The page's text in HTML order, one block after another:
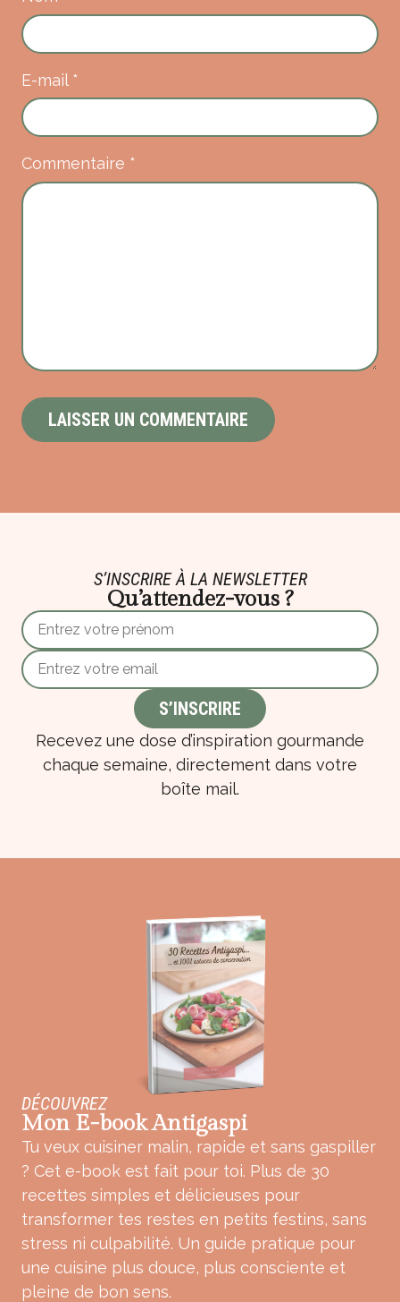
Commentaire *
E-mail *
S’INSCRIRE À LA NEWSLETTER
Qu’attendez-vous ?
Recevez une dose d’inspiration gourmande
chaque semaine, directement dans votre
boîte mail.
DÉCOUVREZ
Mon E-book Antigaspi
Tu veux cuisiner malin, rapide et sans gaspiller
? Cet e-book est fait pour toi. Plus de 30
recettes simples et délicieuses pour
transformer tes restes en petits festins, sans
stress ni culpabilité. Un guide pratique pour
une cuisine plus douce, plus consciente et
pleine de bon sens.